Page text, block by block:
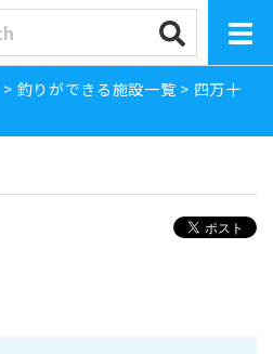
> 釣りができる施設一覧 > 四万十